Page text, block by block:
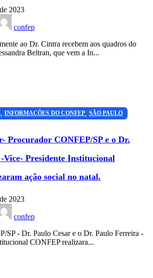
2023
confep
ao Dr. Cintra recebem aos quadros do
Beltran, que vem a In...
, INFORMAÇÕES DO CONFEP, SÃO PAULO
Procurador CONFEP/SP e o Dr.
Vice- Presidente Institucional
ação social no natal.
2023
confep
SP - Dr. Paulo Cesar e o Dr. Paulo Ferreira -
CONFEP realizara...